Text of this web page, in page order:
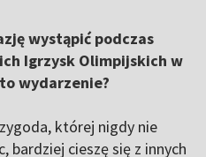
wystąpić podczas
Igrzysk Olimpijskich w
wydarzenie?
której nigdy nie
bardziej cieszę się z innych